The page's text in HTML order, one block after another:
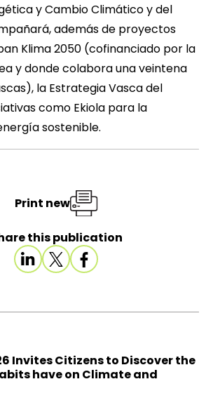
y Cambio Climático y del
además de proyectos
Klima 2050 (cofinanciado por la
y donde colabora una veintena
la Estrategia Vasca del
como Ekiola para la
sostenible.
this publication
Print new
Invites Citizens to Discover the
have on Climate and